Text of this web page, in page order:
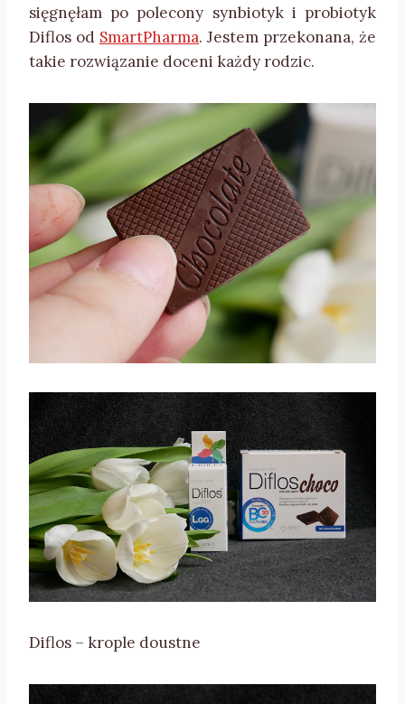
sięgnęłam po polecony synbiotyk i probiotyk
Diflos od SmartPharma. Jestem przekonana, że
takie rozwiązanie doceni każdy rodzic.
Diflos – krople doustne